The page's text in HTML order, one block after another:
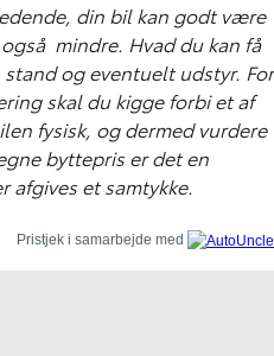
din bil kan godt være
mindre. Hvad du kan få
og eventuelt udstyr. For
skal du kigge forbi et af
fysisk, og dermed vurdere
byttepris er det en
et samtykke.
Pristjek i samarbejde med